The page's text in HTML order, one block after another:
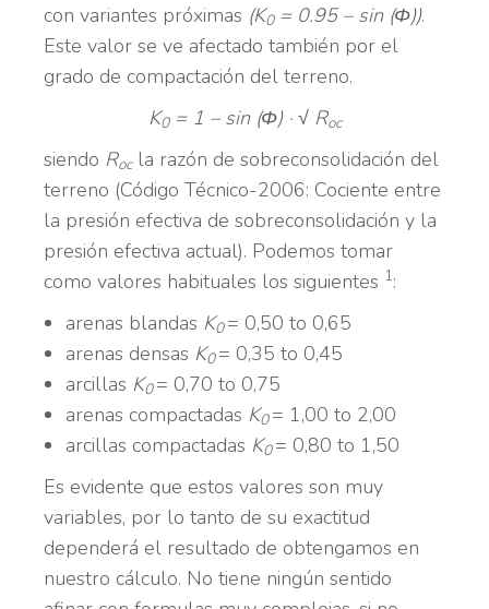
con variantes próximas (K0= 0.95 – sin (Φ)).
Este valor se ve afectado también por el
grado de compactación del terreno.
K0= 1 – sin (Φ) · √ Roc
siendo Rocla razón de sobreconsolidación del
terreno (Código Técnico-2006: Cociente entre
la presión efectiva de sobreconsolidación y la
presión efectiva actual). Podemos tomar
como valores habituales los siguientes 1:
arenas blandas K0= 0,50 to 0,65
arenas densas K0= 0,35 to 0,45
arcillas K0= 0,70 to 0,75
arenas compactadas K0= 1,00 to 2,00
arcillas compactadas K0= 0,80 to 1,50
Es evidente que estos valores son muy
variables, por lo tanto de su exactitud
dependerá el resultado de obtengamos en
nuestro cálculo. No tiene ningún sentido